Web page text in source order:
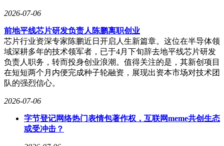
2026-07-06
前地平线芯片研发负责人陈鹏离职创业
芯片行业资深专家陈鹏近日开启人生新篇章。这位在半导体领
域深耕多年的技术领军者，已于4月下旬辞去地平线芯片研发
负责人职务，转而投身创业浪潮。值得关注的是，其新创项目
在短短两个月内便完成种子轮融资，展现出资本市场对技术团
队的强烈信心。
2026-07-06
字节登记网络热门表情包著作权，互联网meme共创生态
或受冲击？